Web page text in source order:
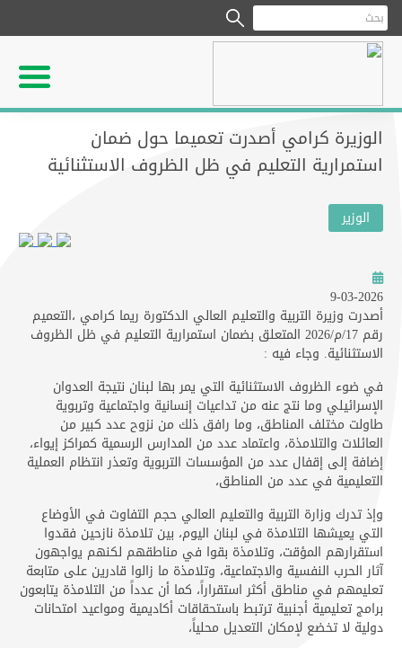
الوزيرة كرامي أصدرت تعميما حول ضمان
استمرارية التعليم في ظل الظروف الاستثنائية
الوزير
9-03-2026
أصدرت وزيرة التربية والتعليم العالي الدكتورة ريما كرامي ،التعميم
رقم 17/م/2026 المتعلق بضمان استمرارية التعليم في ظل الظروف
الاستثنائية. وجاء فيه :
في ضوء الظروف الاستثنائية التي يمر بها لبنان نتيجة العدوان
الإسرائيلي وما نتج عنه من تداعيات إنسانية واجتماعية وتربوية
طاولت مختلف المناطق، وما رافق ذلك من نزوح عدد كبير من
العائلات والتلامذة، واعتماد عدد من المدارس الرسمية كمراكز إيواء،
إضافة إلى إقفال عدد من المؤسسات التربوية وتعذر انتظام العملية
التعليمية في عدد من المناطق،
وإذ تدرك وزارة التربية والتعليم العالي حجم التفاوت في الأوضاع
التي يعيشها التلامذة في لبنان اليوم، بين تلامذة نازحين فقدوا
استقرارهم المؤقت، وتلامذة بقوا في مناطقهم لكنهم يواجهون
آثار الحرب النفسية والاجتماعية، وتلامذة ما زالوا قادرين على متابعة
تعليمهم في مناطق أكثر استقراراً، كما أن عدداً من التلامذة يتابعون
برامج تعليمية أجنبية ترتبط باستحقاقات أكاديمية ومواعيد امتحانات
دولية لا تخضع لإمكان التعديل محلياً،